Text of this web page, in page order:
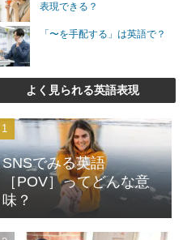
表現できる？
「〜を手配する」は英語で？
よく見られる英語表現
SNSでみる英語
［POV］ってどんな意
味？